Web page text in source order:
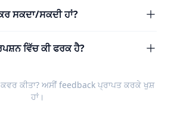
ਸਕਦਾ/ਸਕਦੀ ਹਾਂ?
ਵਿੱਚ ਕੀ ਫਰਕ ਹੈ?
ਕੀਤਾ? ਅਸੀਂfeedback ਪ੍ਰਾਪਤ ਕਰਕੇ ਖੁਸ਼
ਹਾਂ।